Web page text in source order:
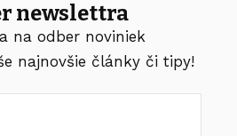
newslettra
na odber noviniek
najnovšie články či tipy!